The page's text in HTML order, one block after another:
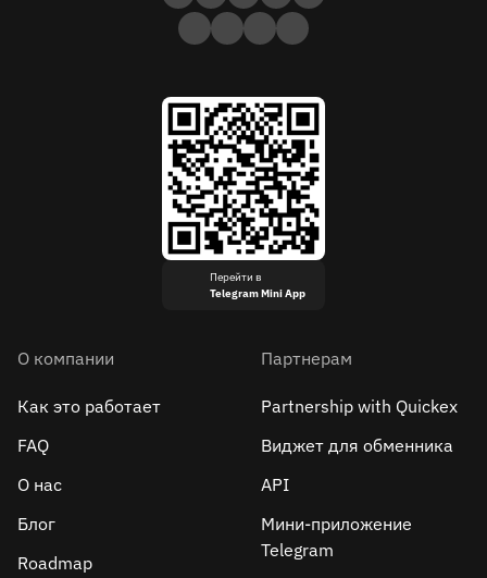
Перейти в
Telegram Mini App
О компании
Как это работает
FAQ
О нас
Блог
Roadmap
Партнерам
Partnership with Quickex
Виджет для обменника
API
Мини-приложение
Telegram